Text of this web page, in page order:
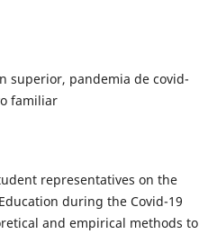
superior, pandemia de covid-
familiar
representatives on the
during the Covid-19
and empirical methods to